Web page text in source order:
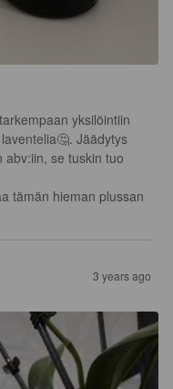
yksilöintiin
Jäädytys
se tuskin tuo
tämän hieman plussan
3 years ago